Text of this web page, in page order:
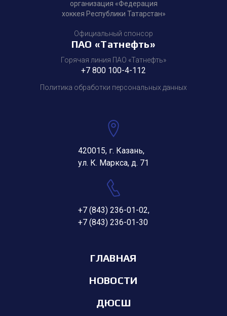
организация «Федерация
хоккея Республики Татарстан»
Официальный спонсор
ПАО «Татнефть»
Горячая линия ПАО «Татнефть»
+7 800 100-4-112
Политика обработки персональных данных
420015, г. Казань,
ул. К. Маркса, д. 71
+7 (843) 236-01-02,
+7 (843) 236-01-30
ГЛАВНАЯ
НОВОСТИ
ДЮСШ